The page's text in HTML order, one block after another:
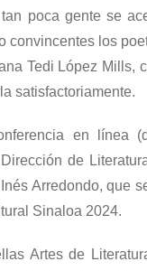
poca gente se
convincentes los
Tedi López Mills,
satisfactoriamente.
en línea
de
Inés Arredondo,que
Sinaloa 2024.
Artes de